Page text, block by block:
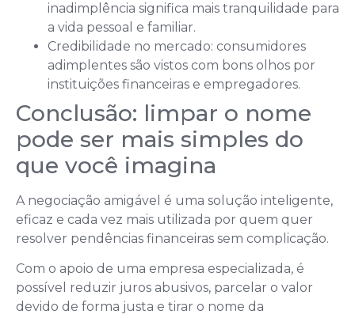
inadimplência significa mais tranquilidade para
a vida pessoal e familiar.
Credibilidade no mercado: consumidores
adimplentes são vistos com bons olhos por
instituições financeiras e empregadores.
Conclusão: limpar o nome
pode ser mais simples do
que você imagina
A negociação amigável é uma solução inteligente,
eficaz e cada vez mais utilizada por quem quer
resolver pendências financeiras sem complicação.
Com o apoio de uma empresa especializada, é
possível reduzir juros abusivos, parcelar o valor
devido de forma justa e tirar o nome da